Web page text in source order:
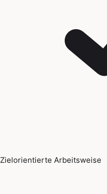
Zielorientierte Arbeitsweise